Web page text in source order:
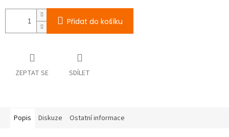
Přidat do košíku
ZEPTAT SE SDÍLET
Popis Diskuze Ostatní informace